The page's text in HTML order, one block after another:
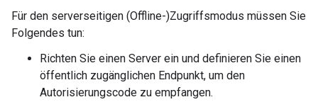
Für den serverseitigen (Offline-)Zugriffsmodus müssen Sie
Folgendes tun:
Richten Sie einen Server ein und definieren Sie einen
öffentlich zugänglichen Endpunkt, um den
Autorisierungscode zu empfangen.